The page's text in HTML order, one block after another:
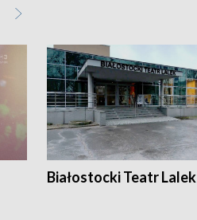
Białostocki Teatr Lalek